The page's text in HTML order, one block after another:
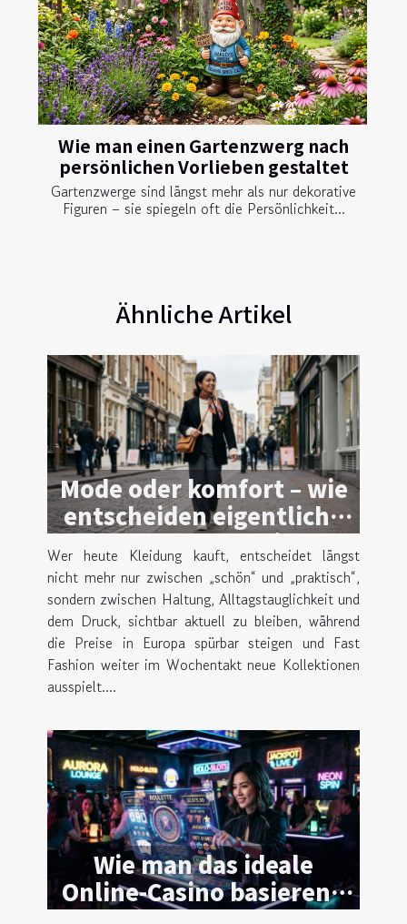
Wie man einen Gartenzwerg nach
persönlichen Vorlieben gestaltet
Gartenzwerge sind längst mehr als nur dekorative
Figuren – sie spiegeln oft die Persönlichkeit...
Ähnliche Artikel
Mode oder komfort – wie
entscheiden eigentliche
trendsetter beim
kleidungskauf?
Wer heute Kleidung kauft, entscheidet längst
nicht mehr nur zwischen „schön“ und „praktisch“,
sondern zwischen Haltung, Alltagstauglichkeit und
dem Druck, sichtbar aktuell zu bleiben, während
die Preise in Europa spürbar steigen und Fast
Fashion weiter im Wochentakt neue Kollektionen
ausspielt....
Wie man das ideale
Online-Casino basierend